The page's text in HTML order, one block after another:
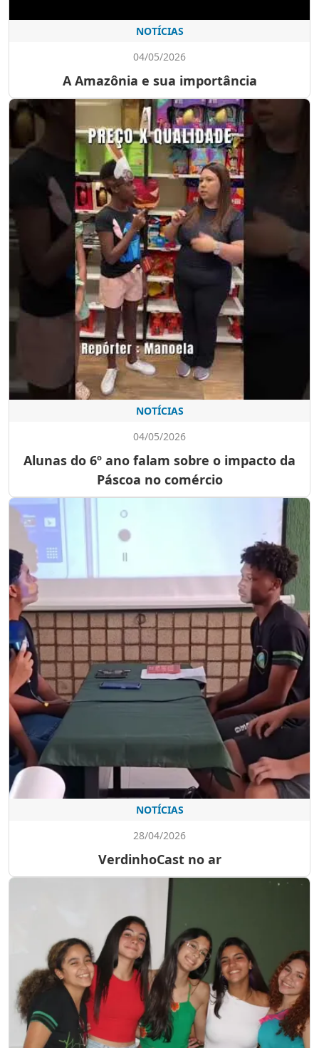
NOTÍCIAS
04/05/2026
A Amazônia e sua importância
NOTÍCIAS
04/05/2026
Alunas do 6º ano falam sobre o impacto da
Páscoa no comércio
NOTÍCIAS
28/04/2026
VerdinhoCast no ar